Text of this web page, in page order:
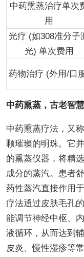
中药熏蒸治疗单次
用
光疗 (如308准分子
光) 单次费用
药物治疗 (外用/口
中药熏蒸，古老智
中药熏蒸疗法，又
颗璀璨的明珠。它
的熏蒸仪器，将精
成分的蒸汽。患者
药性蒸汽直接作用
疗法通过皮肤毛孔
能调节神经中枢、
液循环，从而达到
皮炎、慢性湿疹等